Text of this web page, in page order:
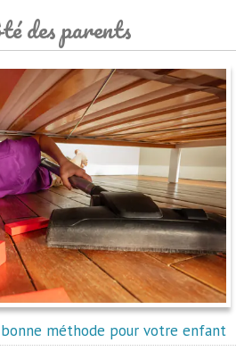
des parents
méthode pour votre enfant